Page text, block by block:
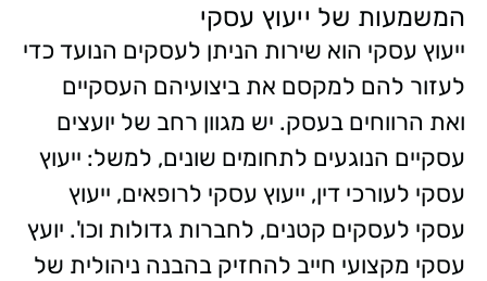
המשמעות של ייעוץ עסקי
ייעוץ עסקי הוא שירות הניתן לעסקים הנועד כדי
לעזור להם למקסם את ביצועיהם העסקיים
ואת הרווחים בעסק. יש מגוון רחב של יועצים
עסקיים הנוגעים לתחומים שונים, למשל: ייעוץ
עסקי לעורכי דין, ייעוץ עסקי לרופאים, ייעוץ
עסקי לעסקים קטנים, לחברות גדולות וכו'. יועץ
עסקי מקצועי חייב להחזיק בהבנה ניהולית של